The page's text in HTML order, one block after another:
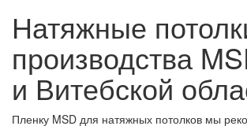
Натяжные
производства
и Витебской
Пленку MSD для натяжных потолков мы